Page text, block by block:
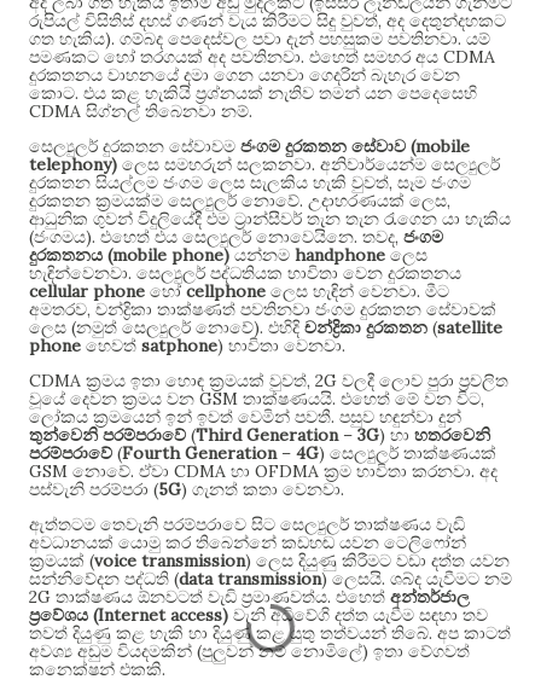
රුපියල් විසිතිස් දහස් ගණන් වැය කිරීමට සිදු වුවත්, අද දෙතුන්දහකට
ගත හැකිය). ගම්බද පෙදෙස්වල පවා දැන් පහසුකම පවතිනවා.යම්
පමණකට හෝ තරගයක් අද පවතිනවා. එහෙත් සමහර අය CDMA
දුරකතනය වාහනයේ දමා ගෙන යනවා ගෙදරින් බැහැර වෙන
කොට. එය කළ හැකියි ප්‍රශ්නයක් නැතිව තමන් යන පෙදෙසෙහි
CDMA සිග්නල් තිබෙනවා නම්.
සෙල්‍යුලර් දුරකතන සේවාවම ජංගම දුරකතන සේවාව (mobile
telephony) ලෙස සමහරුන් සලකනවා. අනිවාර්යෙන්ම සෙල්‍යුලර්
දුරකතන සියල්ලම ජංගම ලෙස සැලකිය හැකි වුවත්, සෑම ජංගම
දුරකතන ක්‍රමයක්ම සෙල්‍යුලර් නොවේ. උදාහරණයක් ලෙස,
ආධුනික ගුවන් විදුලියේදී එම ට්‍රාන්සීවර් තැන තැන රැගෙන යා හැකිය
(ජංගමය). එහෙත් එය සෙල්‍යුලර් නොවෙයිනෙ. තවද, ජංගම
දුරකතනය (mobile phone) යන්නම handphone ලෙස
හැඳින්වෙනවා. සෙල්‍යුලර් පද්ධතියක භාවිතා වෙන දුරකතනය
cellular phone හෝ cellphone ලෙස හැඳින් වෙනවා. මීට
අමතරව, චන්ද්‍රිකා තාක්ෂණත් පවතිනවා ජංගම දුරකතන සේවාවක්
ලෙස (නමුත් සෙල්‍යුලර් නොවේ). එහිදි චන්ද්‍රිකා දුරකතන (satellite
phone හෙවත් satphone) භාවිතා වෙනවා.
CDMA ක්‍රමය ඉතා හොඳ ක්‍රමයක් වුවත්, 2G වලදී ලොව පුරා ප්‍රචලිත
වූයේ දෙවන ක්‍රමය වන GSM තාක්ෂණයයි. එහෙත් මේ වන විට,
ලෝකය ක්‍රමයෙන් ඉන් ඉවත් වෙමින් පවතී. පසුව හඳුන්වා දුන්
තුන්වෙනි පරම්පරාවේ (Third Generation –3G) හා හතරවෙනි
පරම්පරාවේ (Fourth Generation– 4G) සෙල්‍යුලර් තාක්ෂණයක්
GSM නොවේ. ඒවා CDMA හා OFDMAක්‍රම භාවිතා කරනවා. අද
පස්වැනි පරම්පරා (5G) ගැනත් කතා වෙනවා.
ඇත්තටම තෙවැනි පරම්පරාවෙ සිට සෙල්‍යුලර් තාක්ෂණය වැඩි
අවධානයක් යොමු කර තිබෙන්නේ කඩහඬ යවන ටෙලිෆෝන්
ක්‍රමයක් (voice transmission) ලෙස දියුණු කිරීමට වඩා දත්ත යවන
සන්නිවේදන පද්ධති (data transmission)ලෙසයි. ශබ්ද යැවීමට නම්
2G තාක්ෂණය ඕනවටත් වැඩි ප්‍රමාණවත්ය. එහෙත් අන්තර්ජාල
ප්‍රවේශය (Internet access) වැනි අධිවේගි දත්ත යැවීම සඳහා තව
තවත් දියුණු කළ හැකි හා දියුණු කළ යුතු තත්වයන් තිබේ.අප කාටත්
අවශ්‍ය අඩුම වියදමකින් (පුලුවන් නම් නොමිලේ) ඉතා වේගවත්
කනෙක්ෂන් එකකි.